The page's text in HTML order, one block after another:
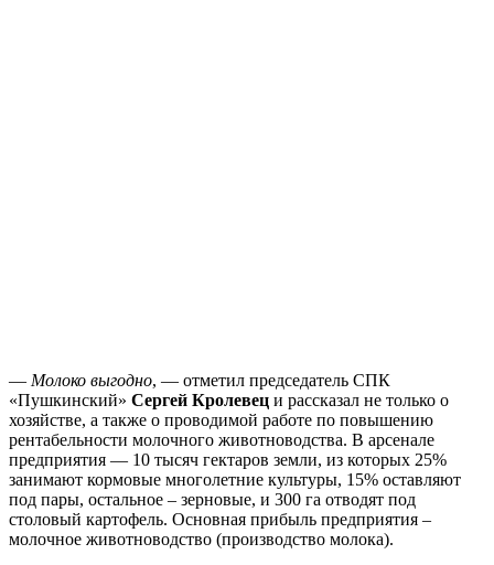
— Молоко выгодно, — отметил председатель СПК
«Пушкинский» Сергей Кролевец и рассказал не только о
хозяйстве, а также о проводимой работе по повышению
рентабельности молочного животноводства. В арсенале
предприятия — 10 тысяч гектаров земли, из которых 25%
занимают кормовые многолетние культуры, 15% оставляют
под пары, остальное – зерновые, и 300 га отводят под
столовый картофель. Основная прибыль предприятия –
молочное животноводство (производство молока).